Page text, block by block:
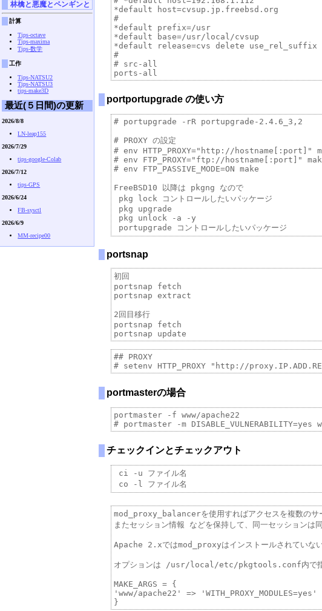
*default host=cvsup.jp.freebsd.org
#
*default prefix=/usr
*default base=/usr/local/cvsup
*default release=cvs delete use_rel_suffix
#
# src-all
portportupgrade の使い方
# portupgrade -rR portupgrade-2.4.6_3,2
# PROXY の設定
# env HTTP_PROXY="http://hostname[:port]"
# env FTP_PROXY="ftp://hostname[:port]"
# env FTP_PASSIVE_MODE=ON make
FreeBSD10 以降は pkgng なので
pkg lock コントロールしたいパッケージ
pkg upgrade
pkg unlock -a -y
portsnap
初回
portsnap fetch
portsnap extract
2回目移行
portsnap fetch
## PROXY
portmasterの場合
portmaster -f www/apache22
チェックインとチェックアウト
ci -u ファイル名
mod_proxy_balancerを使用すればアクセスを複数のサ
またセッション情報 などを保持して、同一セッションは
Apache 2.xではmod_proxyはインストールされていない
オプションは /usr/local/etc/pkgtools.conf内で指
MAKE_ARGS = {
'www/apache22' => 'WITH_PROXY_MODULES=yes'
林檎と悪魔とペンギンと
計算
Tips-octave
Tips-maxima
Tips-数学
工作
Tips-NATSU2
Tips-NATSU3
tips-make3D
最近(５日間)の更新
2026/8/8
LN-leap155
2026/7/29
tips-google-Colab
2026/7/12
tips-GPS
2026/6/24
FB-sysctl
2026/6/9
MM-recipe00